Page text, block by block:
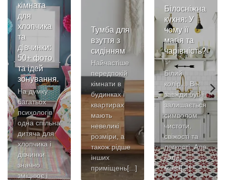
кімната
для
хлопчика
та
дівчинки:
50+ фото
та ідей
зонування.
На думку
багатьох
психологів
одна спільна
дитяча для
хлопчика і
дівчинки
значно
зміцнює і
Тумба для
взуття з
сидінням
Найчастіше
передпокій
кімнати в
будинках і
квартирах
мають
невеликі
розміри, а
також рідше
інших
приміщень[...]
Білосніжна
кухня: У
чому її
магія та
чарівність?
✨
Білий
колір… Він
завжди був і
залишається
символом
чистоти,
свіжості та
легкості. Але
коли
мова[...]